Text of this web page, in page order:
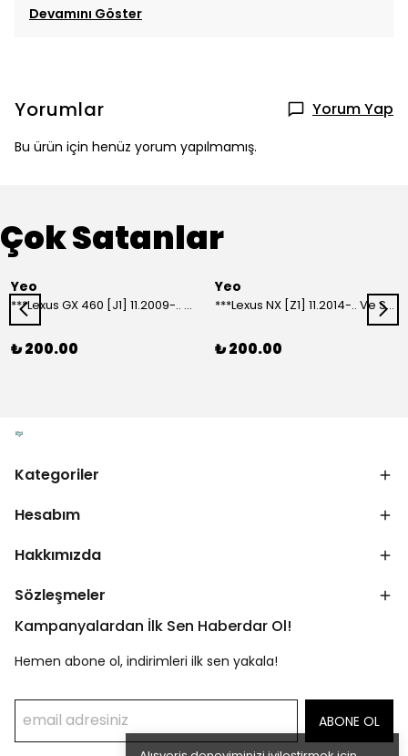
Devamını Göster
Yorumlar Yorum Yap
Bu ürün için henüz yorum yapılmamış.
Çok Satanlar
Yeo
***Lexus GX 460 [J1] 11.2009-.. Ve Sonrası Model Yılları İçin Uyumlu Yeo Arka Silecek
₺ 200.00
Yeo
***Lexus NX [Z1] 11.2014-.. Ve Sonrası Model Yılları İçin Uyumlu Yeo Arka Silecek
₺ 200.00
Kategoriler
Hesabım
Hakkımızda
Sözleşmeler
Kampanyalardan İlk Sen Haberdar Ol!
Hemen abone ol, indirimleri ilk sen yakala!
ABONE OL